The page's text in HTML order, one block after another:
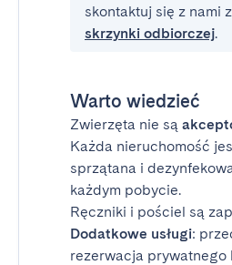
skontaktuj się z nami
skrzynki odbiorczej.
Warto wiedzieć
Zwierzęta nie są
Każda nieruchomość
sprzątana i
każdym pobycie.
Ręczniki i pościel są
Dodatkowe usługi:
rezerwacja prywatnego